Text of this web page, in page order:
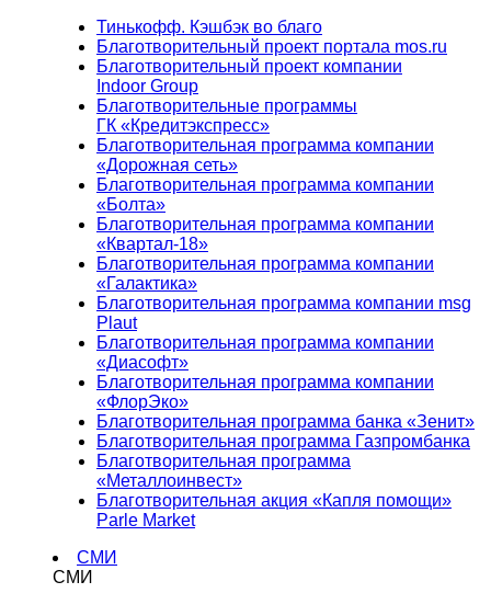
Тинькофф. Кэшбэк во благо
Благотворительный проект портала mos.ru
Благотворительный проект компании
Indoor Group
Благотворительные программы
ГК «Кредитэкспресс»
Благотворительная программа компании
«Дорожная сеть»
Благотворительная программа компании
«Болта»
Благотворительная программа компании
«Квартал-18»
Благотворительная программа компании
«Галактика»
Благотворительная программа компании msg
Plaut
Благотворительная программа компании
«Диасофт»
Благотворительная программа компании
«ФлорЭко»
Благотворительная программа банка «Зенит»
Благотворительная программа Газпромбанка
Благотворительная программа
«Металлоинвест»
Благотворительная акция «Капля помощи»
Parle Market
СМИ
СМИ